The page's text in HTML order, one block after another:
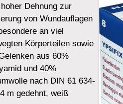
Dehnung zur
von Wundauflagen
an viel
Körperteilen sowie
aus 60%
und 40%
nach DIN 61 634-
m gedehnt, weiß